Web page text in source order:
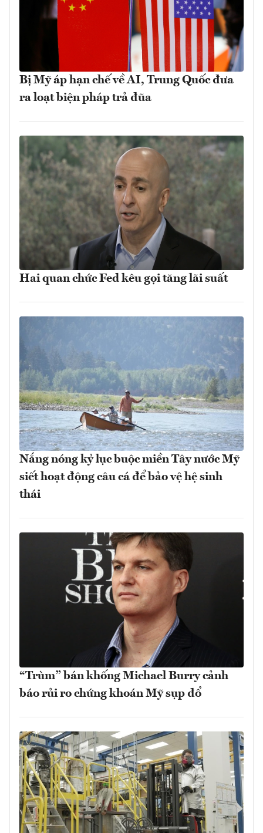
Bị Mỹ áp hạn chế về AI, Trung Quốc đưa
ra loạt biện pháp trả đũa
Hai quan chức Fed kêu gọi tăng lãi suất
Nắng nóng kỷ lục buộc miền Tây nước Mỹ
siết hoạt động câu cá để bảo vệ hệ sinh
thái
“Trùm” bán khống Michael Burry cảnh
báo rủi ro chứng khoán Mỹ sụp đổ